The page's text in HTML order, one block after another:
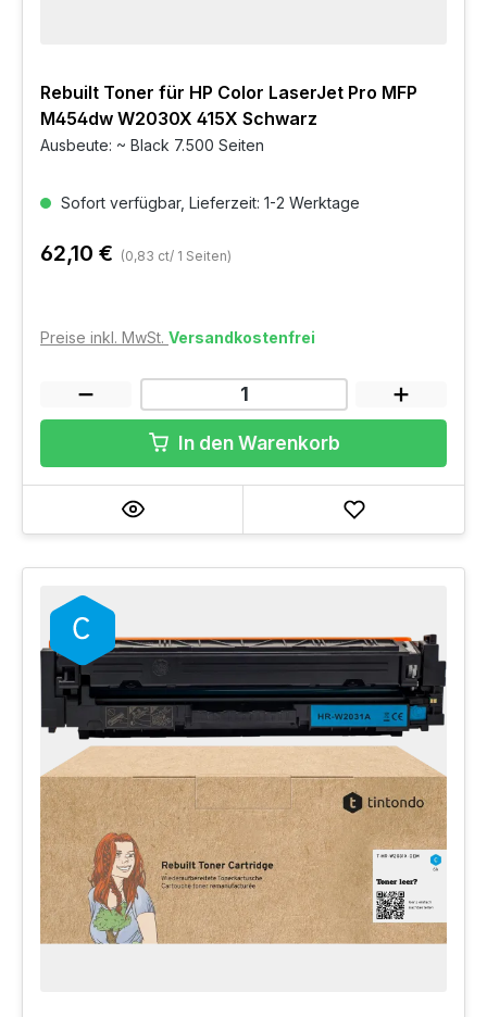
Rebuilt Toner für HP Color LaserJet Pro MFP
M454dw W2030X 415X Schwarz
Ausbeute: ~ Black 7.500 Seiten
Sofort verfügbar, Lieferzeit: 1-2 Werktage
62,10 € (0,83 ct/ 1 Seiten)
Preise inkl. MwSt. Versandkostenfrei
In den Warenkorb